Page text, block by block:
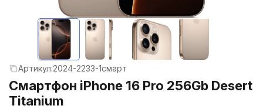
Артикул:2024-2233-1смарт
Смартфон iPhone 16 Pro 256Gb Desert
Titanium